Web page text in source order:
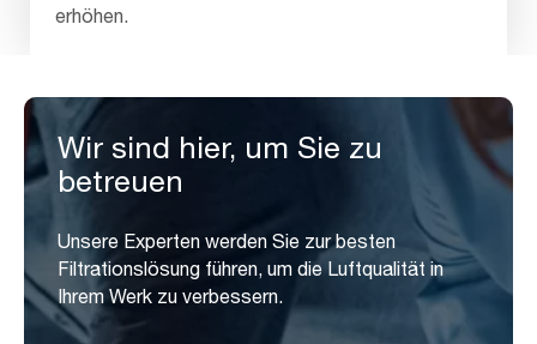
erhöhen.
Wir sind hier, um Sie zu
betreuen
Unsere Experten werden Sie zur besten
Filtrationslösung führen, um die Luftqualität in
Ihrem Werk zu verbessern.